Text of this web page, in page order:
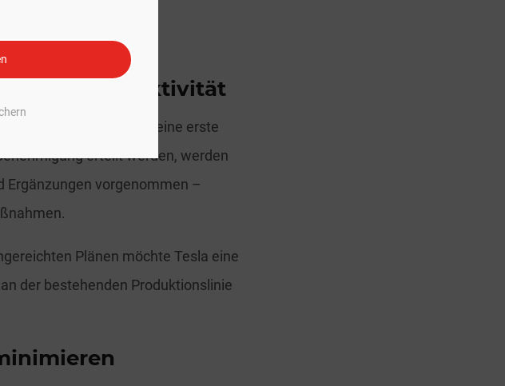
Produktivität
zurück und hat bereits eine erste
erteilt werden, werden
Ergänzungen vorgenommen –
Plänen möchte Tesla eine
der bestehenden Produktionslinie